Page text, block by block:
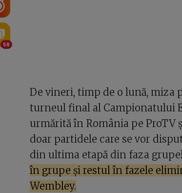
58
De vineri, timp de o lună, miza
turneul final al Campionatului
urmărită în România pe ProTV
doar partidele care se vor
din ultima etapă din faza
în grupe și restul în fazele
Wembley.